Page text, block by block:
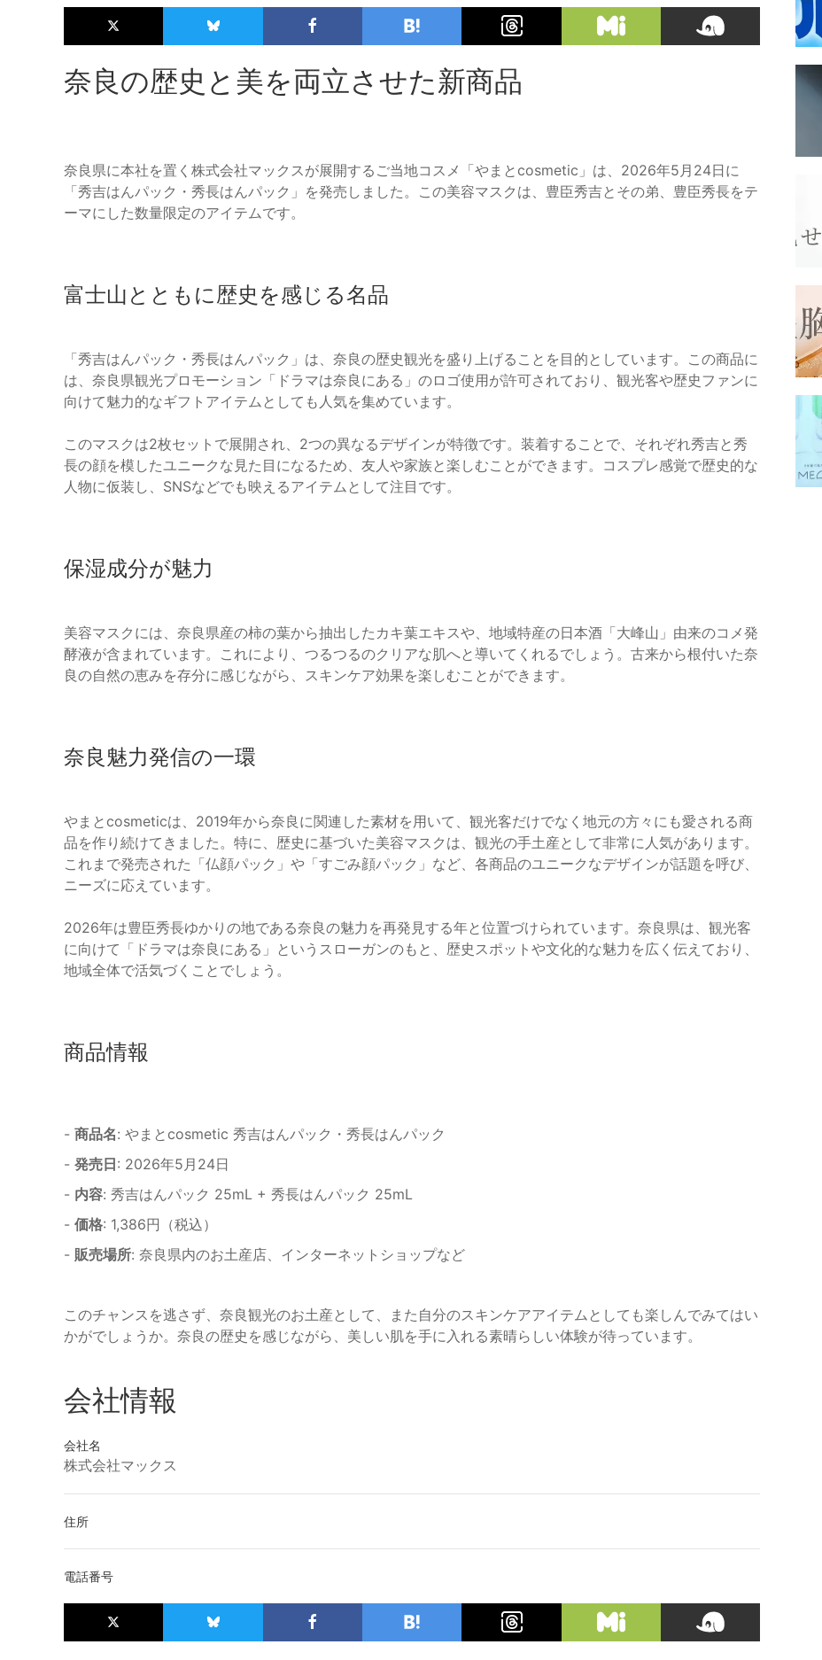
奈良の歴史と美を両立させた新商品
奈良県に本社を置く株式会社マックスが展開するご当地コスメ「やまとcosmetic」は、2026年5月24日に
「秀吉はんパック・秀長はんパック」を発売しました。この美容マスクは、豊臣秀吉とその弟、豊臣秀長をテ
ーマにした数量限定のアイテムです。
富士山とともに歴史を感じる名品
「秀吉はんパック・秀長はんパック」は、奈良の歴史観光を盛り上げることを目的としています。この商品に
は、奈良県観光プロモーション「ドラマは奈良にある」のロゴ使用が許可されており、観光客や歴史ファンに
向けて魅力的なギフトアイテムとしても人気を集めています。
このマスクは2枚セットで展開され、2つの異なるデザインが特徴です。装着することで、それぞれ秀吉と秀
長の顔を模したユニークな見た目になるため、友人や家族と楽しむことができます。コスプレ感覚で歴史的な
人物に仮装し、SNSなどでも映えるアイテムとして注目です。
保湿成分が魅力
美容マスクには、奈良県産の柿の葉から抽出したカキ葉エキスや、地域特産の日本酒「大峰山」由来のコメ発
酵液が含まれています。これにより、つるつるのクリアな肌へと導いてくれるでしょう。古来から根付いた奈
良の自然の恵みを存分に感じながら、スキンケア効果を楽しむことができます。
奈良魅力発信の一環
やまとcosmeticは、2019年から奈良に関連した素材を用いて、観光客だけでなく地元の方々にも愛される商
品を作り続けてきました。特に、歴史に基づいた美容マスクは、観光の手土産として非常に人気があります。
これまで発売された「仏顔パック」や「すごみ顔パック」など、各商品のユニークなデザインが話題を呼び、
ニーズに応えています。
2026年は豊臣秀長ゆかりの地である奈良の魅力を再発見する年と位置づけられています。奈良県は、観光客
に向けて「ドラマは奈良にある」というスローガンのもと、歴史スポットや文化的な魅力を広く伝えており、
地域全体で活気づくことでしょう。
商品情報
- 商品名: やまとcosmetic 秀吉はんパック・秀長はんパック
- 発売日: 2026年5月24日
- 内容: 秀吉はんパック 25mL + 秀長はんパック 25mL
- 価格: 1,386円（税込）
- 販売場所: 奈良県内のお土産店、インターネットショップなど
このチャンスを逃さず、奈良観光のお土産として、また自分のスキンケアアイテムとしても楽しんでみてはい
かがでしょうか。奈良の歴史を感じながら、美しい肌を手に入れる素晴らしい体験が待っています。
会社情報
会社名
株式会社マックス
住所
電話番号